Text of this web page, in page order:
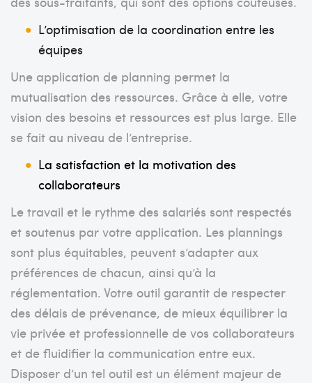
L’optimisation de la coordination entre les
équipes
Une application de planning permet la
mutualisation des ressources. Grâce à elle, votre
vision des besoins et ressources est plus large. Elle
se fait au niveau de l’entreprise.
La satisfaction et la motivation des
collaborateurs
Le travail et le rythme des salariés sont respectés
et soutenus par votre application. Les plannings
sont plus équitables, peuvent s’adapter aux
préférences de chacun, ainsi qu’à la
réglementation. Votre outil garantit de respecter
des délais de prévenance, de mieux équilibrer la
vie privée et professionnelle de vos collaborateurs
et de fluidifier la communication entre eux.
Disposer d’un tel outil est un élément majeur de